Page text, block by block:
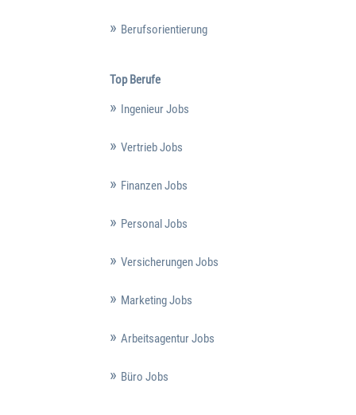
Berufsorientierung
Top Berufe
Ingenieur Jobs
Vertrieb Jobs
Finanzen Jobs
Personal Jobs
Versicherungen Jobs
Marketing Jobs
Arbeitsagentur Jobs
Büro Jobs